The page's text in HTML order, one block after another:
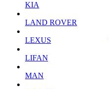
KIA
LAND ROVER
LEXUS
LIFAN
MAN